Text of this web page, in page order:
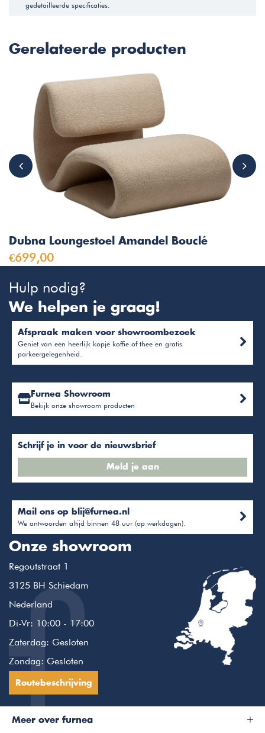
gedetailleerde specificaties.
Gerelateerde producten
Dubna Loungestoel Amandel Bouclé
€699,00
Hulp nodig?
We helpen je graag!
Afspraak maken voor showroombezoek
Geniet van een heerlijk kopje koffie of thee en gratis
parkeergelegenheid.
Furnea Showroom
Bekijk onze showroom producten
Schrijf je in voor de nieuwsbrief
Meld je aan
Mail ons op blij@furnea.nl
We antwoorden altijd binnen 48 uur (op werkdagen).
Onze showroom
Regoutstraat 1
3125 BH Schiedam
Nederland
Di-Vr: 10:00 - 17:00
Zaterdag: Gesloten
Zondag: Gesloten
Routebeschrijving
Meer over furnea